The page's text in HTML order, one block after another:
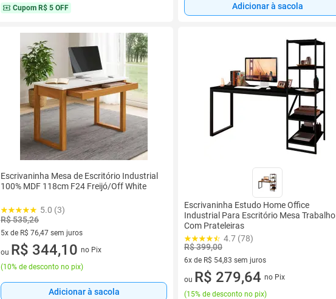
Cupom R$ 5 OFF Adicionar à sacola
Escrivaninha Mesa de Escritório Industrial
100% MDF 118cm F24 Freijó/Off White
5.0 (3)
R$ 535,26
5x de R$ 76,47 sem juros
5 vez de R$ 76,47 sem juros
ou R$ 344,10 no Pix
(10% de desconto no pix)
Adicionar à sacola
Escrivaninha Estudo Home Office
Industrial Para Escritório Mesa Trabalho
Com Prateleiras
4.7 (78)
R$ 399,00
6x de R$ 54,83 sem juros
6 vez de R$ 54,83 sem juros
ou R$ 279,64 no Pix
(15% de desconto no pix)